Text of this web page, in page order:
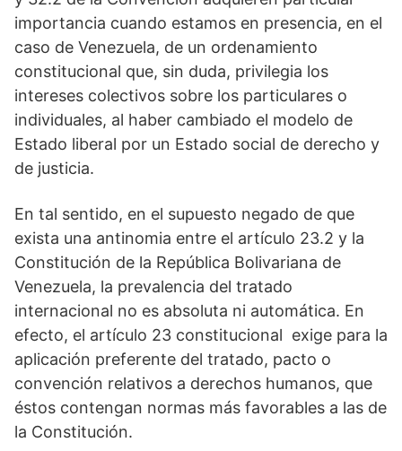
importancia cuando estamos en presencia, en el
caso de Venezuela, de un ordenamiento
constitucional que, sin duda, privilegia los
intereses colectivos sobre los particulares o
individuales, al haber cambiado el modelo de
Estado liberal por un Estado social de derecho y
de justicia.
En tal sentido, en el supuesto negado de que
exista una antinomia entre el artículo 23.2 y la
Constitución de la República Bolivariana de
Venezuela, la prevalencia del tratado
internacional no es absoluta ni automática. En
efecto, el artículo 23 constitucional exige para la
aplicación preferente del tratado, pacto o
convención relativos a derechos humanos, que
éstos contengan normas más favorables a las de
la Constitución.